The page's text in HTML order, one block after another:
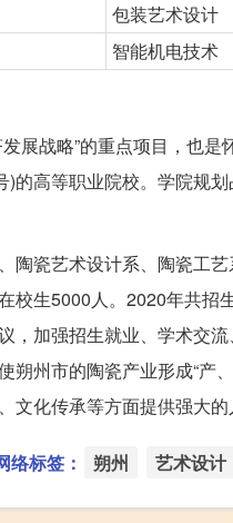
包装艺术设计
智能机电技术
展战略”的重点项目，也
的高等职业院校。学院规
瓷艺术设计系、陶瓷工
校生5000人。2020年共
加强招生就业、学术交
州市的陶瓷产业形成“产
化传承等方面提供强大的
络标签： 朔州 艺术设计